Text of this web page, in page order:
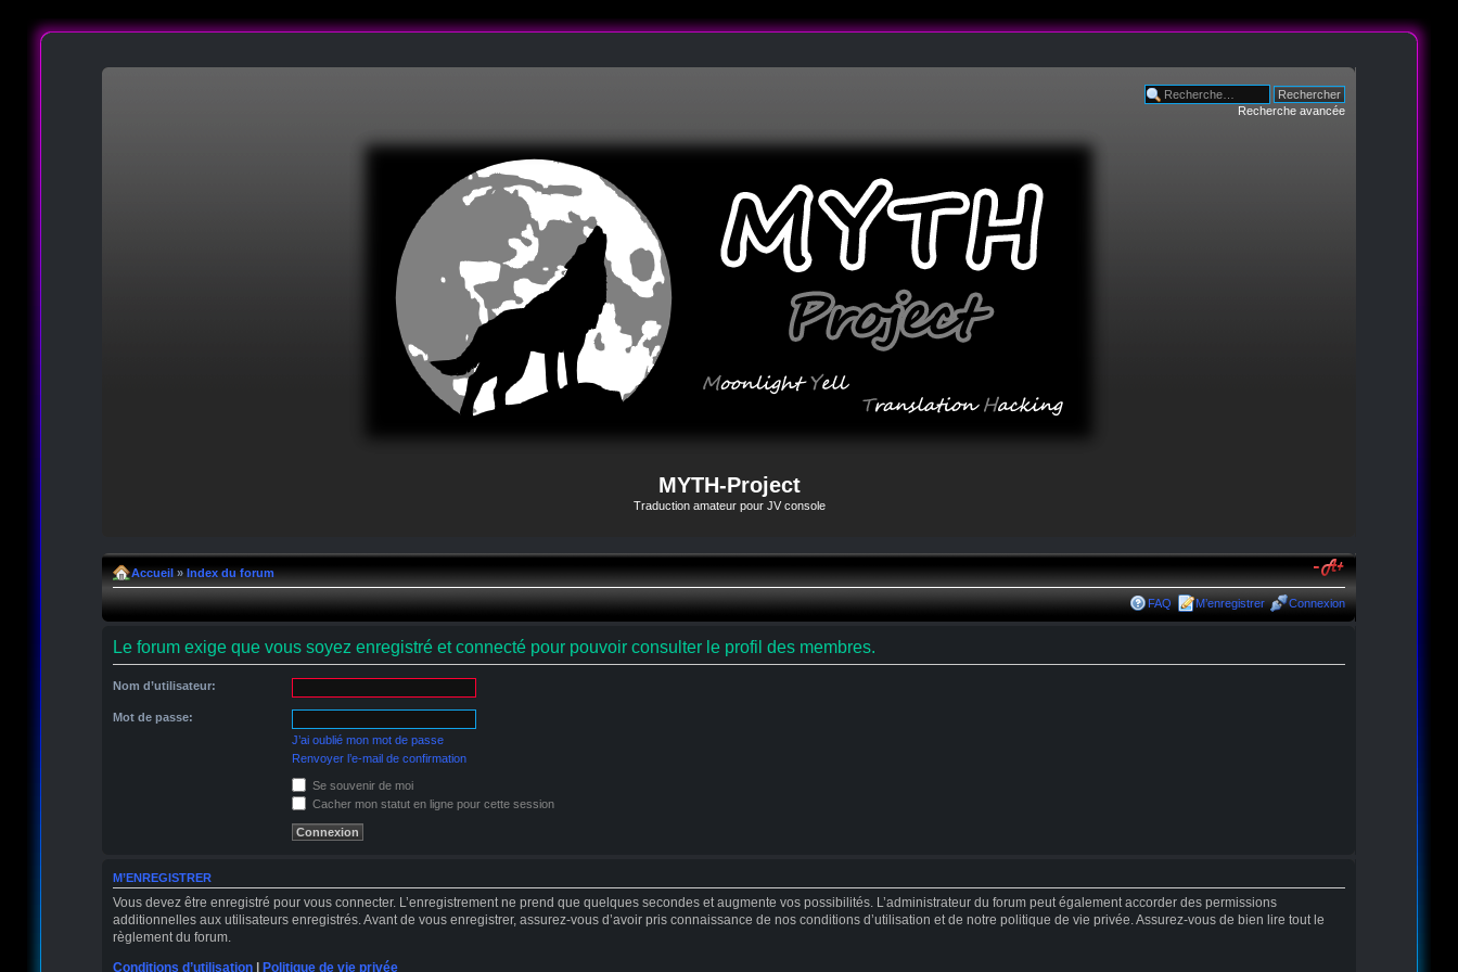
Recherche avancée
MYTH-Project
Traduction amateur pour JV console
Accueil» Index du forum
FAQ M’enregistrer Connexion
Le forum exige que vous soyez enregistré et connecté pour pouvoir consulter le profil des membres.
Nom d’utilisateur:
Mot de passe:
J’ai oublié mon mot de passe
Renvoyer l’e-mail de confirmation
Se souvenir de moi
Cacher mon statut en ligne pour cette session
M’ENREGISTRER
Vous devez être enregistré pour vous connecter. L’enregistrement ne prend que quelques secondes et augmente vos possibilités. L’administrateur du forum peut également accorder des permissions
additionnelles aux utilisateurs enregistrés. Avant de vous enregistrer, assurez-vous d’avoir pris connaissance de nos conditions d’utilisation et de notre politique de vie privée. Assurez-vous de bien lire tout le
règlement du forum.
Conditions d’utilisation| Politique de vie privée